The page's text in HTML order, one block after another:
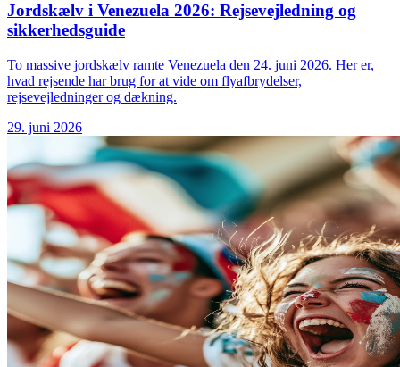
Jordskælv i Venezuela 2026: Rejsevejledning og
sikkerhedsguide
To massive jordskælv ramte Venezuela den 24. juni 2026. Her er,
hvad rejsende har brug for at vide om flyafbrydelser,
rejsevejledninger og dækning.
29. juni 2026